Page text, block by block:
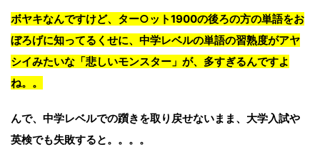
ボヤキなんですけど、ター○ット1900の後ろの方の単語をお
ぼろげに知ってるくせに、中学レベルの単語の習熟度がアヤ
シイみたいな「悲しいモンスター」が、多すぎるんですよ
ね。。
んで、中学レベルでの躓きを取り戻せないまま、大学入試や
英検でも失敗すると。。。。